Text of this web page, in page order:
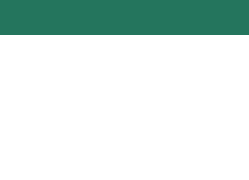
direct